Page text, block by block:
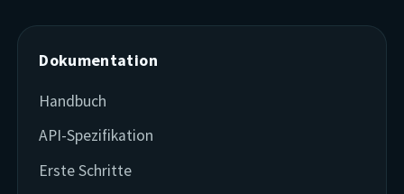
Dokumentation
Handbuch
API-Spezifikation
Erste Schritte